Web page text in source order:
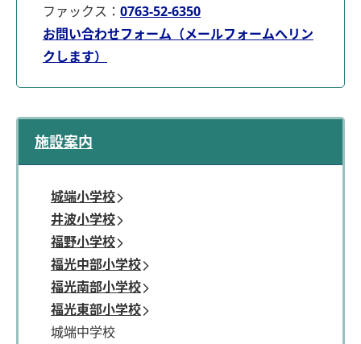
ファックス： 0763-52-6350
お問い合わせフォーム（メールフォームへリン
クします）
施設案内
城端小学校
井波小学校
福野小学校
福光中部小学校
福光南部小学校
福光東部小学校
城端中学校